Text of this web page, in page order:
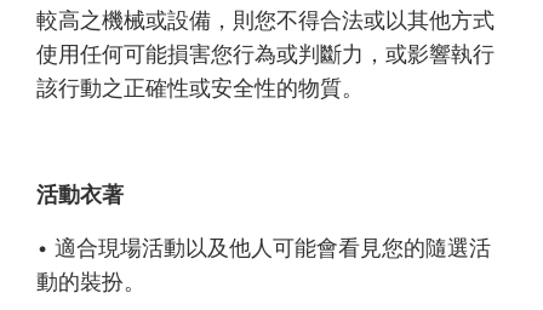
較高之機械或設備，則您不得合法或以其他方式
使用任何可能損害您行為或判斷力，或影響執行
該行動之正確性或安全性的物質。
活動衣著
• 適合現場活動以及他人可能會看見您的隨選活
動的裝扮。